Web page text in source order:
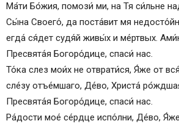
Ма́ти Бо́жия, помози́ ми, на Тя си́льне
Сы́на Своего́, да поста́вит мя
егда́ ся́дет судя́й живы́х и ме́ртвых.
Пресвята́я Богоро́дице, спаси́ нас.
То́ка слез мои́х не отврати́ся, Я́же от
сле́зу отъе́мшаго, Де́во, Христа́
Пресвята́я Богоро́дице, спаси́ нас.
Ра́дости мое́ се́рдце испо́лни, Де́во,